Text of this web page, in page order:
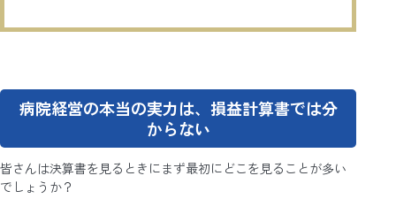
病院経営の本当の実力は、損益計算書では分
からない
皆さんは決算書を見るときにまず最初にどこを見ることが多い
でしょうか？